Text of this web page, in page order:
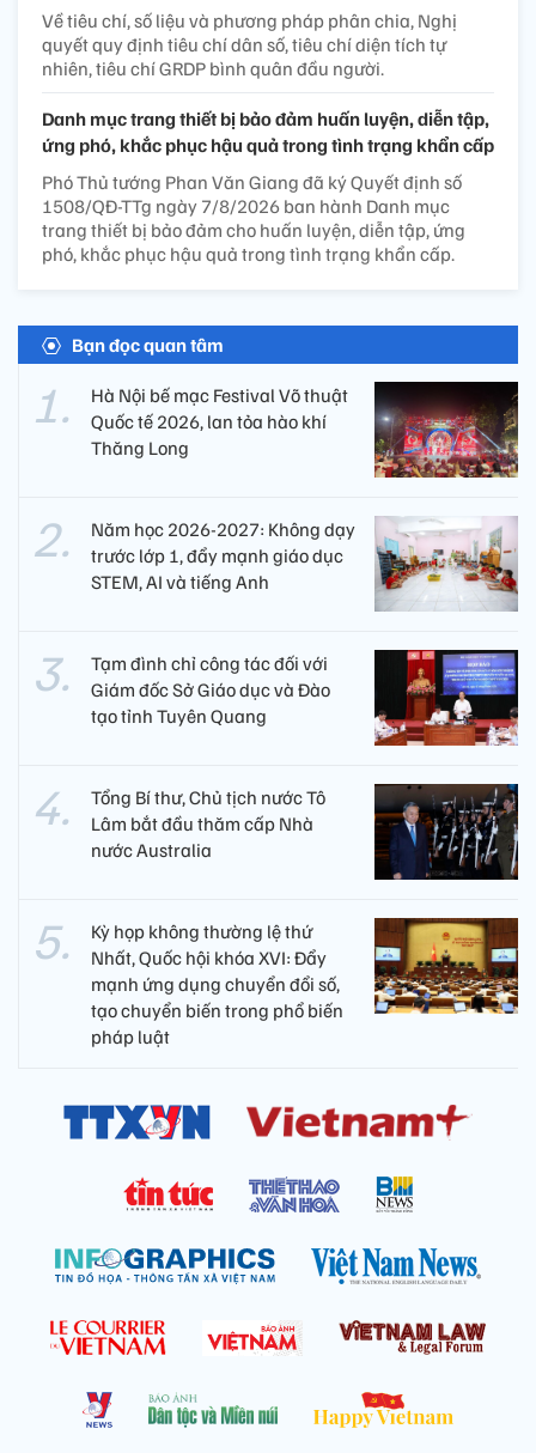
Về tiêu chí, số liệu và phương pháp phân chia, Nghị
quyết quy định tiêu chí dân số, tiêu chí diện tích tự
nhiên, tiêu chí GRDP bình quân đầu người.
Danh mục trang thiết bị bảo đảm huấn luyện, diễn tập,
ứng phó, khắc phục hậu quả trong tình trạng khẩn cấp
Phó Thủ tướng Phan Văn Giang đã ký Quyết định số
1508/QĐ-TTg ngày 7/8/2026 ban hành Danh mục
trang thiết bị bảo đảm cho huấn luyện, diễn tập, ứng
phó, khắc phục hậu quả trong tình trạng khẩn cấp.
Bạn đọc quan tâm
Hà Nội bế mạc Festival Võ thuật
Quốc tế 2026, lan tỏa hào khí
Thăng Long
Năm học 2026-2027: Không dạy
trước lớp 1, đẩy mạnh giáo dục
STEM, AI và tiếng Anh
Tạm đình chỉ công tác đối với
Giám đốc Sở Giáo dục và Đào
tạo tỉnh Tuyên Quang
Tổng Bí thư, Chủ tịch nước Tô
Lâm bắt đầu thăm cấp Nhà
nước Australia
Kỳ họp không thường lệ thứ
Nhất, Quốc hội khóa XVI: Đẩy
mạnh ứng dụng chuyển đổi số,
tạo chuyển biến trong phổ biến
pháp luật